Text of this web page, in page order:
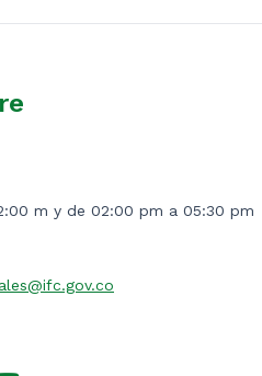
m y de 02:00 pm a 05:30 pm